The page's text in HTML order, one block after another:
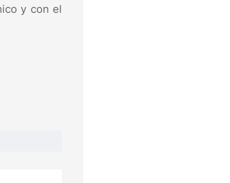
y con el